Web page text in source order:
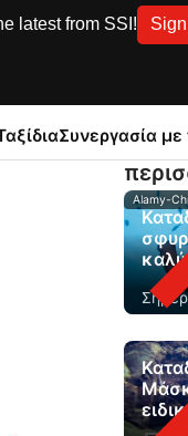
latest from SSI!
Συνεργασία με
Alamy-